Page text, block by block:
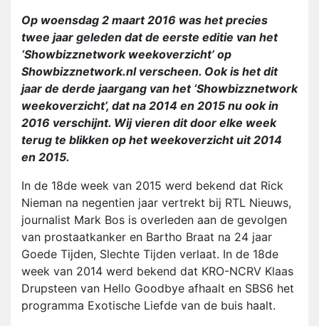
Op woensdag 2 maart 2016 was het precies
twee jaar geleden dat de eerste editie van het
‘Showbizznetwork weekoverzicht’ op
Showbizznetwork.nl verscheen. Ook is het dit
jaar de derde jaargang van het ‘Showbizznetwork
weekoverzicht’, dat na 2014 en 2015 nu ook in
2016 verschijnt. Wij vieren dit door elke week
terug te blikken op het weekoverzicht uit 2014
en 2015.
In de 18de week van 2015 werd bekend dat Rick
Nieman na negentien jaar vertrekt bij RTL Nieuws,
journalist Mark Bos is overleden aan de gevolgen
van prostaatkanker en Bartho Braat na 24 jaar
Goede Tijden, Slechte Tijden verlaat. In de 18de
week van 2014 werd bekend dat KRO-NCRV Klaas
Drupsteen van Hello Goodbye afhaalt en SBS6 het
programma Exotische Liefde van de buis haalt.